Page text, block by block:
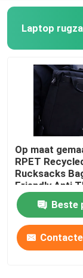
Laptop
Op maat
RPET
Rucksacks
Friendly Anti
Beste